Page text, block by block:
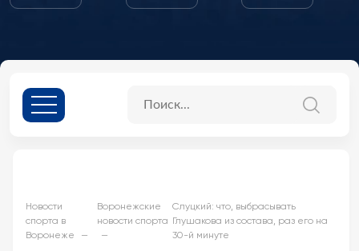
Новости
спорта в
Воронеже
Воронежские
новости спорта
Слуцкий: что, выбрасывать
Глушакова из состава, раз его на
30-й минуте